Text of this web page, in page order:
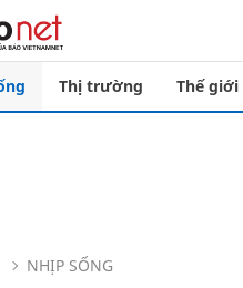
Thị trường Thế giới
NHỊP SỐNG